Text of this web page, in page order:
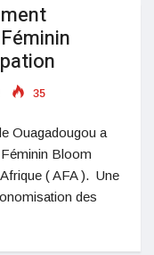
35
Ouagadougou a
Féminin Bloom
( AFA ). Une
des